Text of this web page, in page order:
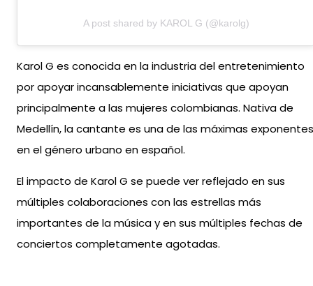
A post shared by KAROL G (@karolg)
Karol G es conocida en la industria del entretenimiento
por apoyar incansablemente iniciativas que apoyan
principalmente a las mujeres colombianas. Nativa de
Medellín, la cantante es una de las máximas exponentes
en el género urbano en español.
El impacto de Karol G se puede ver reflejado en sus
múltiples colaboraciones con las estrellas más
importantes de la música y en sus múltiples fechas de
conciertos completamente agotadas.